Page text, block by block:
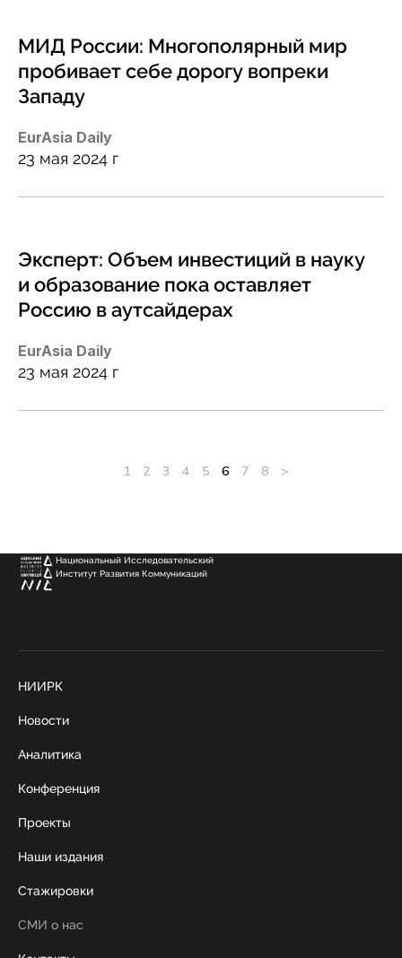
МИД России: Многополярный мир
пробивает себе дорогу вопреки
Западу
EurAsia Daily
23 мая 2024 г
Эксперт: Объем инвестиций в науку
и образование пока оставляет
Россию в аутсайдерах
EurAsia Daily
23 мая 2024 г
1 2 3 4 5 6 7 8 >
Национальный Исследовательский
Институт Развития Коммуникаций
НИИРК
Новости
Аналитика
Конференция
Проекты
Наши издания
Стажировки
СМИ о нас